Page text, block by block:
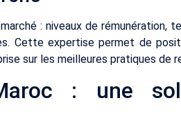
: niveaux de rémunération,
Cette expertise permet de
sur les meilleures pratiques de
: une